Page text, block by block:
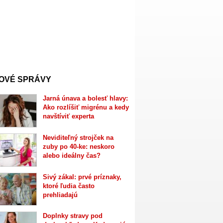
SPRÁVY
Jarná únava a bolesť hlavy:
Ako rozlíšiť migrénu a kedy
navštíviť experta
Neviditeľný strojček na
zuby po 40-ke: neskoro
alebo ideálny čas?
Sivý zákal: prvé príznaky,
ktoré ľudia často
prehliadajú
Doplnky stravy pod